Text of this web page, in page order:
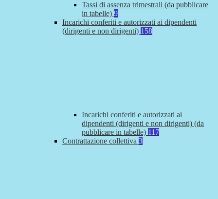
Tassi di assenza trimestrali (da pubblicare
in tabelle) 9
Incarichi conferiti e autorizzati ai dipendenti
(dirigenti e non dirigenti) 158
Incarichi conferiti e autorizzati ai
dipendenti (dirigenti e non dirigenti) (da
pubblicare in tabelle) 117
Contrattazione collettiva 3